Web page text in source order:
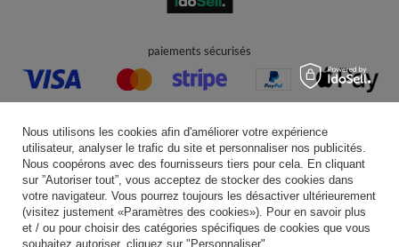
paiements sécurisés
livraison pratique
Nous utilisons les cookies afin d'améliorer votre expérience
utilisateur, analyser le trafic du site et personnaliser nos publicités.
Nous coopérons avec des fournisseurs tiers pour cela. En cliquant
sur ”Autoriser tout”, vous acceptez de stocker des cookies dans
votre navigateur. Vous pourrez toujours les désactiver ultérieurement
(visitez justement «Paramètres des cookies»). Pour en savoir plus
et / ou pour choisir des catégories spécifiques de cookies que vous
souhaitez autoriser, cliquez sur "Personnaliser".